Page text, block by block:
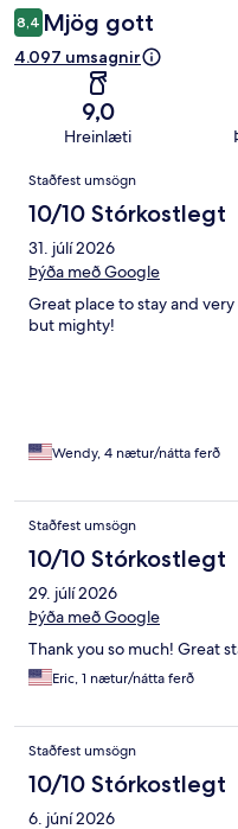
8,4 Mjög gott
4.097 umsagnir
9,0
Hreinlæti
Umsagnir
Staðfest umsögn
10/10 Stórkostlegt
31. júlí 2026
Þýða með Google
Great place to stay and
but mighty!
Wendy, 4 nætur/nátta ferð
Staðfest umsögn
10/10 Stórkostlegt
29. júlí 2026
Þýða með Google
Thank you so much! Great
Eric, 1 nætur/nátta ferð
Staðfest umsögn
10/10 Stórkostlegt
6. júní 2026